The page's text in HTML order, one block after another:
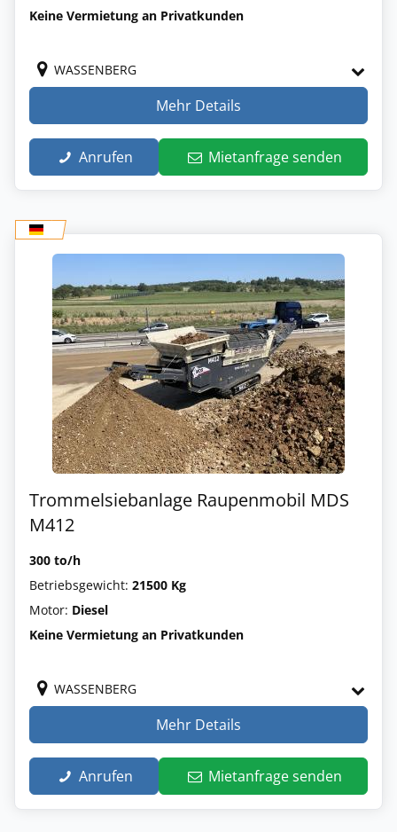
Keine Vermietung an Privatkunden
WASSENBERG
Mehr Details
Anrufen Mietanfrage senden
Trommelsiebanlage Raupenmobil MDS
M412
300 to/h
Betriebsgewicht: 21500 Kg
Motor: Diesel
Keine Vermietung an Privatkunden
WASSENBERG
Mehr Details
Anrufen Mietanfrage senden